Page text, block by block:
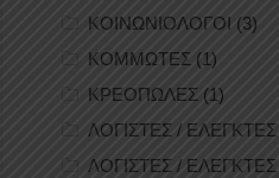
ΚΟΙΝΩΝΙΟΛΟΓΟΙ (3)
ΚΟΜΜΩΤΕΣ (1)
ΚΡΕΟΠΩΛΕΣ (1)
ΛΟΓΙΣΤΕΣ /
ΛΟΓΙΣΤΕΣ /